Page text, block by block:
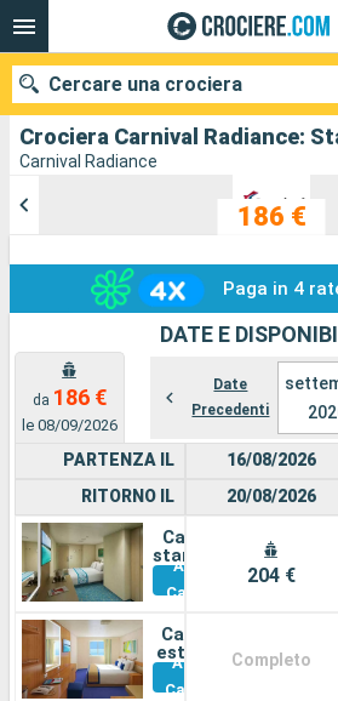
Carnival Radiance
186 €
Paga in 4
DATE E
da 186 €
le 08/09/2026
Date
Precedenti
PARTENZA IL
RITORNO IL
Cabina
standard
Altre
Cabine
Cabina
esterna
Altre
Cabine
16/08/2026
20/08/2026
204 €
Completo
Cercare una crociera
Mesi di partenza
Ricerca